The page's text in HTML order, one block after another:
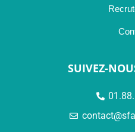
SUIVEZ-